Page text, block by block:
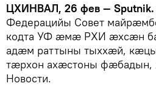
ЦХИНВАЛ, 26 фев — Sputnik.
Федерацийы Совет
кодта УФ æмæ РХИ æхсæн
адæм раттыны тыххæй,
тæрхон ахæстоны
Новости.